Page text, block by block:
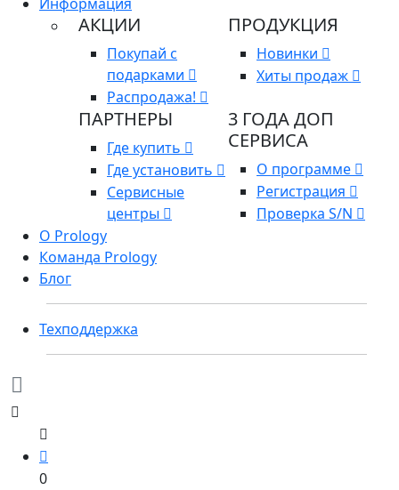
АКЦИИ
Покупай с
подарками
Распродажа!
ПРОДУКЦИЯ
Новинки
Хиты продаж
ПАРТНЕРЫ
Где купить
Где установить
Сервисные
центры
3 ГОДА ДОП
СЕРВИСА
О программе
Регистрация
Проверка S/N
О Prology
Команда Prology
Блог
Техподдержка
0